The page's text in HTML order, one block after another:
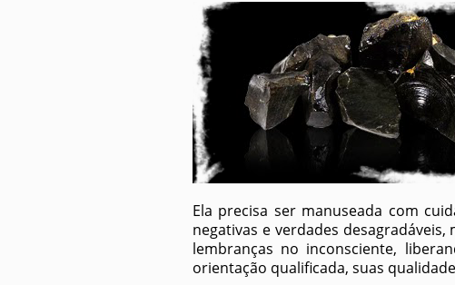
Ela precisa ser manuseada com
negativas e verdades
lembranças no inconsciente,
orientação qualificada, suas